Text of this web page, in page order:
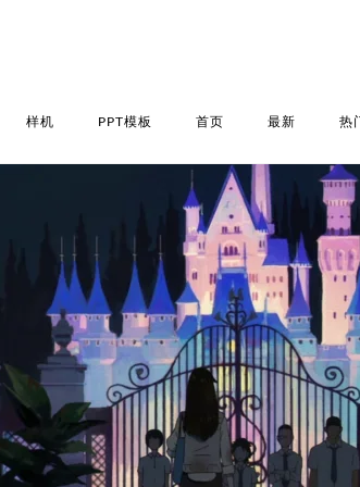
样机 PPT模板 首页 最新 热